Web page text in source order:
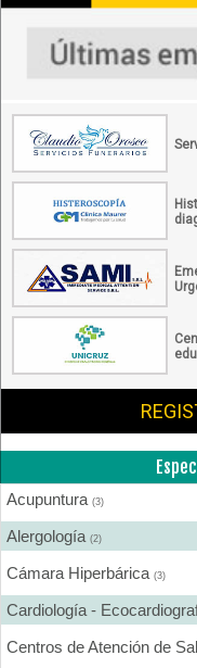
Acupuntura (3)
Alergología (2)
Cámara Hiperbárica (3)
Cardiología -
Centros de Atención de